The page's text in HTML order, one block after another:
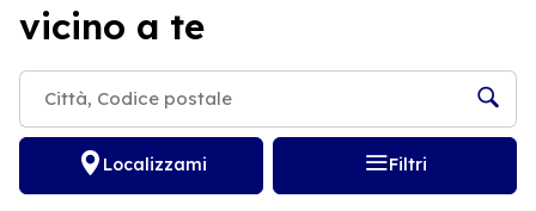
vicino a te
Localizzami Filtri